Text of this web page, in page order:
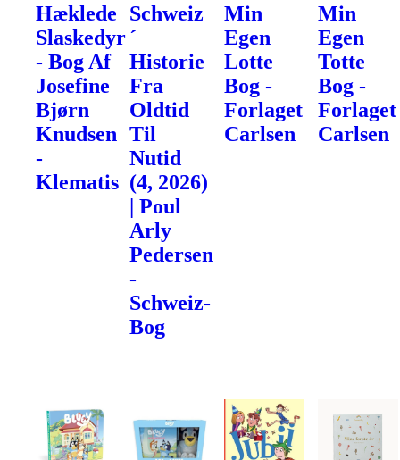
Hæklede
Slaskedyr
- Bog Af
Josefine
Bjørn
Knudsen
-
Klematis
Schweiz
´
Historie
Fra
Oldtid
Til
Nutid
(4, 2026)
| Poul
Arly
Pedersen
-
Schweiz-
Bog
Min
Egen
Lotte
Bog -
Forlaget
Carlsen
Min
Egen
Totte
Bog -
Forlaget
Carlsen